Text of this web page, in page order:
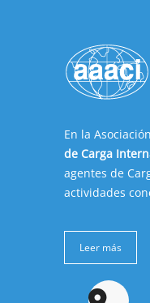
En la Asociación
de Carga
agentes de
actividades
Leer más